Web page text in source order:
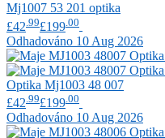
Mj1007 53 201 optika
£42 .99£199 .00
Odhadováno 10 Aug 2026
Optika Mj1003 48 007
£42 .99£199 .00
Odhadováno 10 Aug 2026